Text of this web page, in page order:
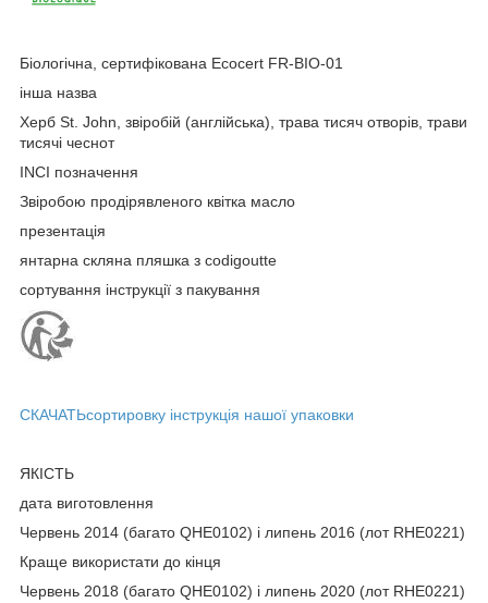
Біологічна, сертифікована Ecocert FR-BIO-01
інша назва
Херб St. John, звіробій (англійська), трава тисяч отворів, трави
тисячі чеснот
INCI позначення
Звіробою продірявленого квітка масло
презентація
янтарна скляна пляшка з codigoutte
сортування інструкції з пакування
СКАЧАТЬсортировку інструкція нашої упаковки
ЯКІСТЬ
дата виготовлення
Червень 2014 (багато QHE0102) і липень 2016 (лот RHE0221)
Краще використати до кінця
Червень 2018 (багато QHE0102) і липень 2020 (лот RHE0221)